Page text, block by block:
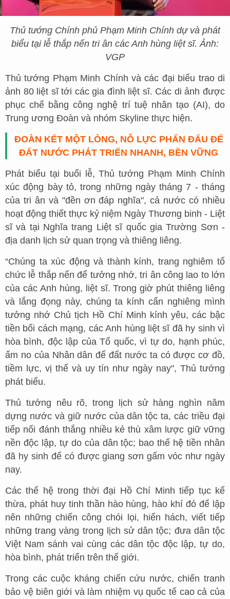
Thủ tướng Chính phủ Phạm Minh Chính dự và phát
biểu tại lễ thắp nến tri ân các Anh hùng liệt sĩ. Ảnh:
VGP
Thủ tướng Phạm Minh Chính và các đại biểu trao di
ảnh 80 liệt sĩ tới các gia đình liệt sĩ. Các di ảnh được
phục chế bằng công nghệ trí tuệ nhân tạo (AI), do
Trung ương Đoàn và nhóm Skyline thực hiện.
ĐOÀN KẾT MỘT LÒNG, NỖ LỰC PHẤN ĐẤU ĐỂ
ĐẤT NƯỚC PHÁT TRIỂN NHANH, BỀN VỮNG
Phát biểu tại buổi lễ, Thủ tướng Phạm Minh Chính
xúc động bày tỏ, trong những ngày tháng 7 - tháng
của tri ân và "đền ơn đáp nghĩa", cả nước có nhiều
hoạt động thiết thực kỷ niệm Ngày Thương binh - Liệt
sĩ và tại Nghĩa trang Liệt sĩ quốc gia Trường Sơn -
địa danh lịch sử quan trọng và thiêng liêng.
“Chúng ta xúc động và thành kính, trang nghiêm tổ
chức lễ thắp nến để tưởng nhớ, tri ân công lao to lớn
của các Anh hùng, liệt sĩ. Trong giờ phút thiêng liêng
và lắng đọng này, chúng ta kính cẩn nghiêng mình
tưởng nhớ Chủ tịch Hồ Chí Minh kính yêu, các bậc
tiền bối cách mạng, các Anh hùng liệt sĩ đã hy sinh vì
hòa bình, độc lập của Tổ quốc, vì tự do, hạnh phúc,
ấm no của Nhân dân để đất nước ta có được cơ đồ,
tiềm lực, vị thế và uy tín như ngày nay", Thủ tướng
phát biểu.
Thủ tướng nêu rõ, trong lịch sử hàng nghìn năm
dựng nước và giữ nước của dân tộc ta, các triều đại
tiếp nối đánh thắng nhiều kẻ thù xâm lược giữ vững
nền độc lập, tự do của dân tộc; bao thế hệ tiền nhân
đã hy sinh để có được giang sơn gấm vóc như ngày
nay.
Các thế hệ trong thời đại Hồ Chí Minh tiếp tục kế
thừa, phát huy tinh thần hào hùng, hào khí đó để lập
nên những chiến công chói lọi, hiển hách, viết tiếp
những trang vàng trong lịch sử dân tộc; đưa dân tộc
Việt Nam sánh vai cùng các dân tộc độc lập, tự do,
hòa bình, phát triển trên thế giới.
Trong các cuộc kháng chiến cứu nước, chiến tranh
bảo vệ biên giới và làm nhiệm vụ quốc tế cao cả của